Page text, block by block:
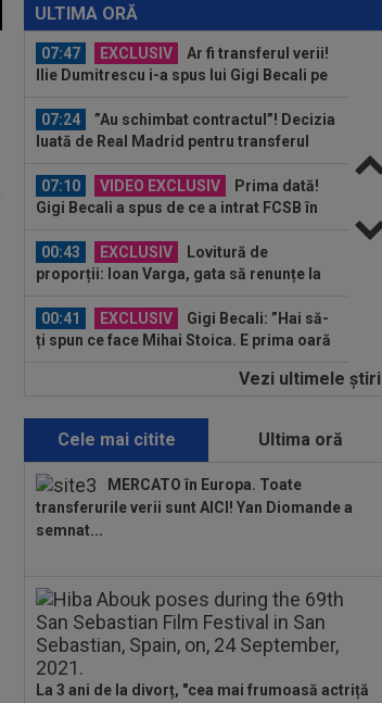
ULTIMA ORĂ
pentru transfer! Agentul său a ”rupt”
tăcerea
07:47
EXCLUSIV
Ar fi transferul verii!
Ilie Dumitrescu i-a spus lui Gigi Becali pe
07:24
”Au schimbat contractul”! Decizia
luată de Real Madrid pentru transferul
07:10
VIDEO EXCLUSIV
Prima dată!
Gigi Becali a spus de ce a intrat FCSB în
00:43
EXCLUSIV
Lovitură de
proporții: Ioan Varga, gata să renunțe la
00:41
EXCLUSIV
Gigi Becali: ”Hai să-
ți spun ce face Mihai Stoica. E prima oară
S-a încheiat ”telenovela”
08:26
Vinicius Junior, mesaj pentru
Florentino Perez și Jose Mourinho, după
ce a...
08:19
Primul jucător OUT de la CFR
Cluj, după 0-5 cu Tromso
naţional şi au fugit din ţară,
"trădătoarele"...
07:55
Gata: Rodri și-a dat acordul
pentru transfer! Agentul său a ”rupt”
tăcerea
Vezi ultimele ştiri
Cele mai citite Ultima oră
MERCATO în Europa. Toate
transferurile verii sunt AICI! Yan Diomande a
semnat...
La 3 ani de la divorț, "cea mai frumoasă actriță